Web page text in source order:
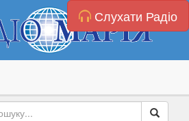
Слухати Радіо